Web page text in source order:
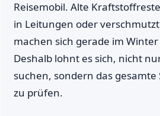
Reisemobil. Alte
in Leitungen oder
machen sich gerade im
Deshalb lohnt es sich, nicht
suchen, sondern das gesamte
zu prüfen.